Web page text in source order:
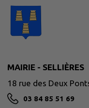
MAIRIE - SELLIÈRES
18 rue des Deux
03 84 85 51 69